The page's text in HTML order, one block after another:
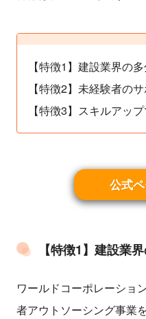
【特徴1】建設業界の
【特徴2】未経験者の
【特徴3】スキルアッ
公式
【特徴1】建設業
ワールドコーポレーショ
者アウトソーシング事業